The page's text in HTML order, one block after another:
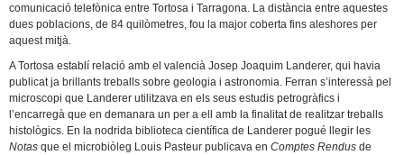
comunicació telefònica entre Tortosa i Tarragona. La distància entre aquestes
dues poblacions, de 84 quilòmetres, fou la major coberta fins aleshores per
aquest mitjà.
A Tortosa establí relació amb el valencià Josep Joaquim Landerer, qui havia
publicat ja brillants treballs sobre geologia i astronomia. Ferran s’interessà pel
microscopi que Landerer utilitzava en els seus estudis petrogràfics i
l’encarregà que en demanara un per a ell amb la finalitat de realitzar treballs
histològics. En la nodrida biblioteca científica de Landerer pogué llegir les
Notas que el microbiòleg Louis Pasteur publicava enComptes Rendus de